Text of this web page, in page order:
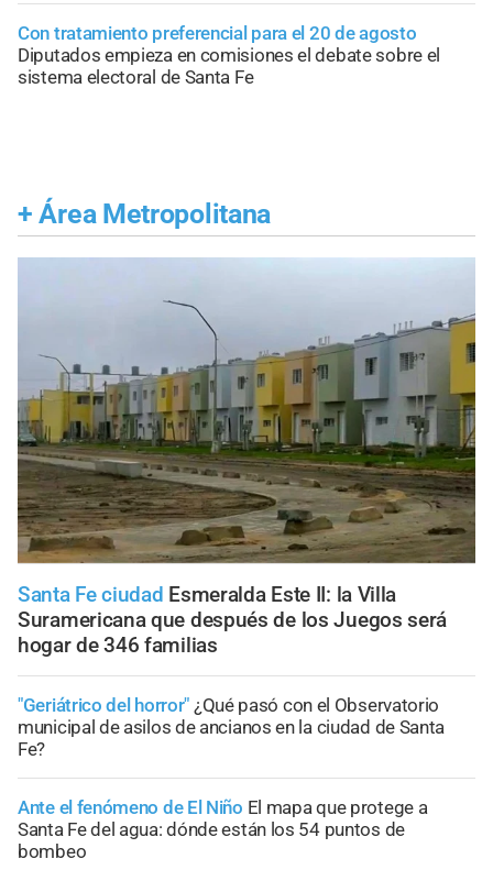
Con tratamiento preferencial para el 20 de agosto
Diputados empieza en comisiones el debate sobre el
sistema electoral de Santa Fe
+ Área Metropolitana
Santa Fe ciudad Esmeralda Este II: la Villa
Suramericana que después de los Juegos será
hogar de 346 familias
"Geriátrico del horror" ¿Qué pasó con el Observatorio
municipal de asilos de ancianos en la ciudad de Santa
Fe?
Ante el fenómeno de El Niño El mapa que protege a
Santa Fe del agua: dónde están los 54 puntos de
bombeo